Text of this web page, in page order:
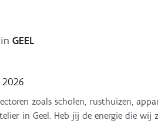
inGEEL
zoals scholen, rusthuizen,
in Geel. Heb jij de energie die